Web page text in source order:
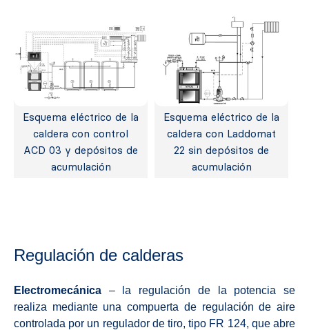
Esquema eléctrico de la
caldera con control
ACD 03 y depósitos de
acumulación
Esquema eléctrico de la
caldera con Laddomat
22 sin depósitos de
acumulación
Regulación de calderas
Electromecánica – la regulación de la potencia se
realiza mediante una compuerta de regulación de aire
controlada por un regulador de tiro, tipo FR 124, que abre